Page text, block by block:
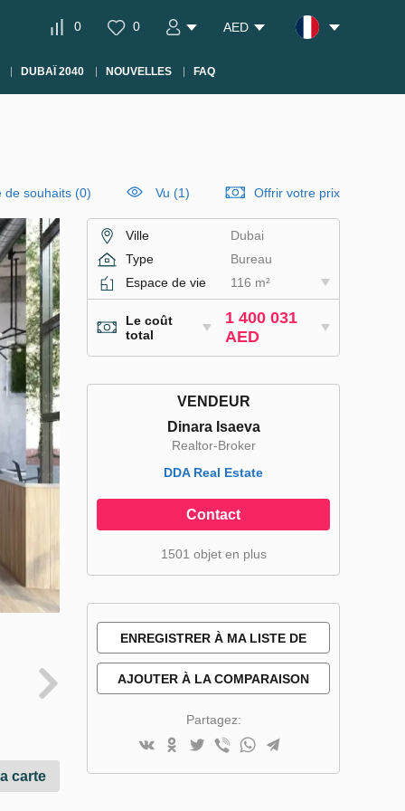
0 0 AED
DUBAÏ 2040 NOUVELLES FAQ
de souhaits (0) Vu (1) Offrir votre prix
carte
Ville
Dubai
Type
Bureau
Espace de vie
116 m²
Le coût
total
1 400 031
AED
VENDEUR
Dinara Isaeva
Realtor-Broker
DDA Real Estate
Contact
1501 objet en plus
ENREGISTRER À MA LISTE DE
SOUHAITS
AJOUTER À LA COMPARAISON
Partagez: